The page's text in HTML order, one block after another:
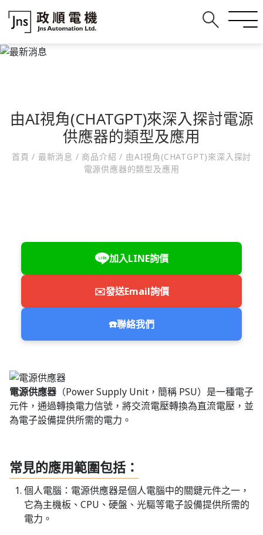
由AI視角(CHATGPT)來深入探討電源
供應器的類型及應用
首頁/ 最新消息 / 商品介紹/ 由AI視角(CHATGPT)來深入探討
電源供應器的類型及應用
加入LINE詢價
✉️發送Email詢價
☎️聯絡我們
電源供應器 （Power Supply Unit，簡稱 PSU）是一種電子
元件，通過轉換電力信號，將交流電壓轉換為直流電壓，並
為電子設備提供所需的電力。
常見的應用範圍包括：
個人電腦：電源供應器是個人電腦中的關鍵元件之一，
它為主機板、CPU、硬盤、光驅等電子設備提供所需的
電力。